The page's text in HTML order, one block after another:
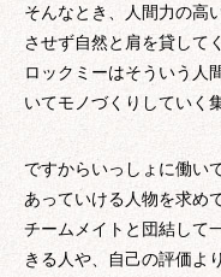
そんなとき、人間力の高
させず自然と肩を貸して
ロックミーはそういう人
いてモノづくりしていく
ですからいっしょに働い
あっていける人物を求め
チームメイトと団結して
きる人や、自己の評価よ